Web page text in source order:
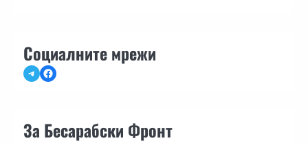
Социалните мрежи
TelegramFacebook
За Бесарабски Фронт